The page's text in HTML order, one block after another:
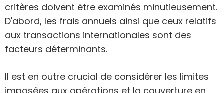
critères doivent être examinés minutieusement.
D'abord, les frais annuels ainsi que ceux relatifs
aux transactions internationales sont des
facteurs déterminants.
Il est en outre crucial de considérer les limites